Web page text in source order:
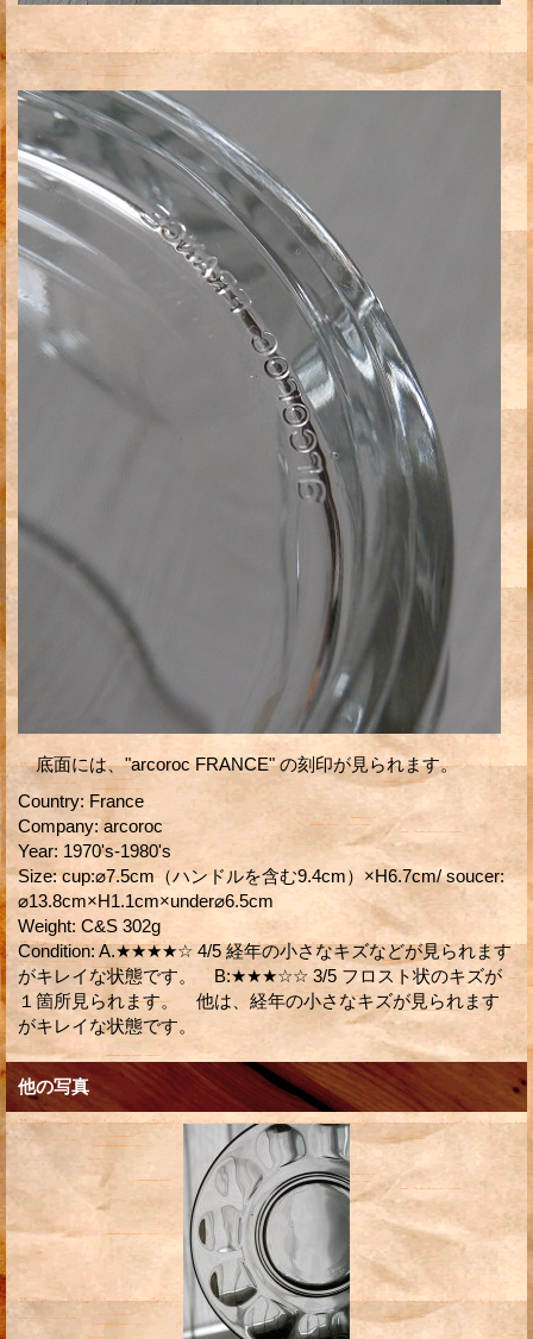
底面には、"arcoroc FRANCE" の刻印が見られます。
Country: France
Company: arcoroc
Year: 1970's-1980's
Size: cup:⌀7.5cm（ハンドルを含む9.4cm）×H6.7cm/ soucer:
⌀13.8cm×H1.1cm×under⌀6.5cm
Weight: C&S 302g
Condition: A.★★★★☆ 4/5 経年の小さなキズなどが見られます
がキレイな状態です。 B:★★★☆☆ 3/5 フロスト状のキズが
１箇所見られます。 他は、経年の小さなキズが見られます
がキレイな状態です。
他の写真